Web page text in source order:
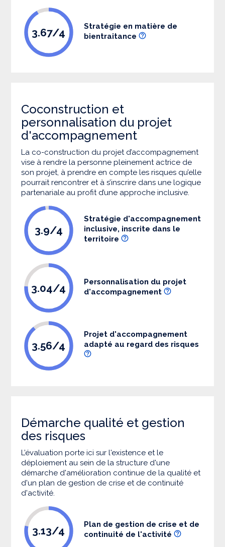
3.67/4
Stratégie en matière de
bientraitance
Coconstruction et
personnalisation du projet
d'accompagnement
La co-construction du projet d’accompagnement
vise à rendre la personne pleinement actrice de
son projet, à prendre en compte les risques qu’elle
pourrait rencontrer et à s’inscrire dans une logique
partenariale au profit d’une approche inclusive.
3.9/4
Stratégie d'accompagnement
inclusive, inscrite dans le
territoire
3.04/4
Personnalisation du projet
d'accompagnement
3.56/4
Projet d'accompagnement
adapté au regard des risques
Démarche qualité et gestion
des risques
L’évaluation porte ici sur l'existence et le
déploiement au sein de la structure d'une
démarche d'amélioration continue de la qualité et
d'un plan de gestion de crise et de continuité
d'activité.
3.13/4
Plan de gestion de crise et de
continuité de l'activité